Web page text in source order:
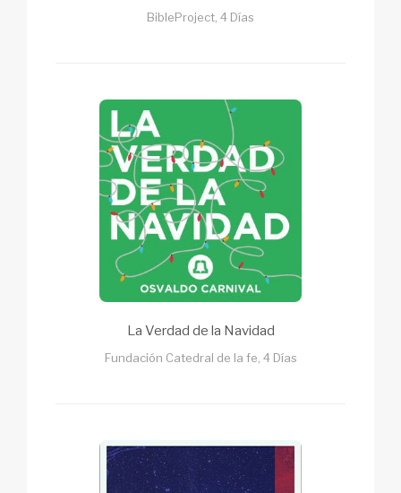
BibleProject, 4 Días
La Verdad de la Navidad
Fundación Catedral de la fe, 4 Días